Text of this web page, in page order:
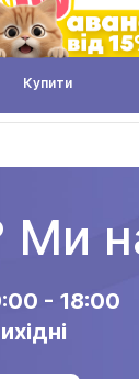
Купити
- 18:00